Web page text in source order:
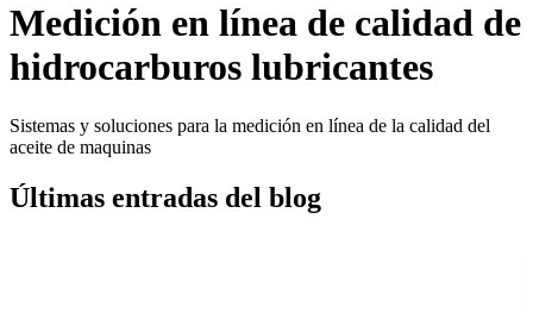
Medición en línea de calidad de
hidrocarburos lubricantes
Sistemas y soluciones para la medición en línea de la calidad del
aceite de maquinas
Últimas entradas del blog